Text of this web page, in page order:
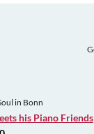
in Bonn
his Piano Friends